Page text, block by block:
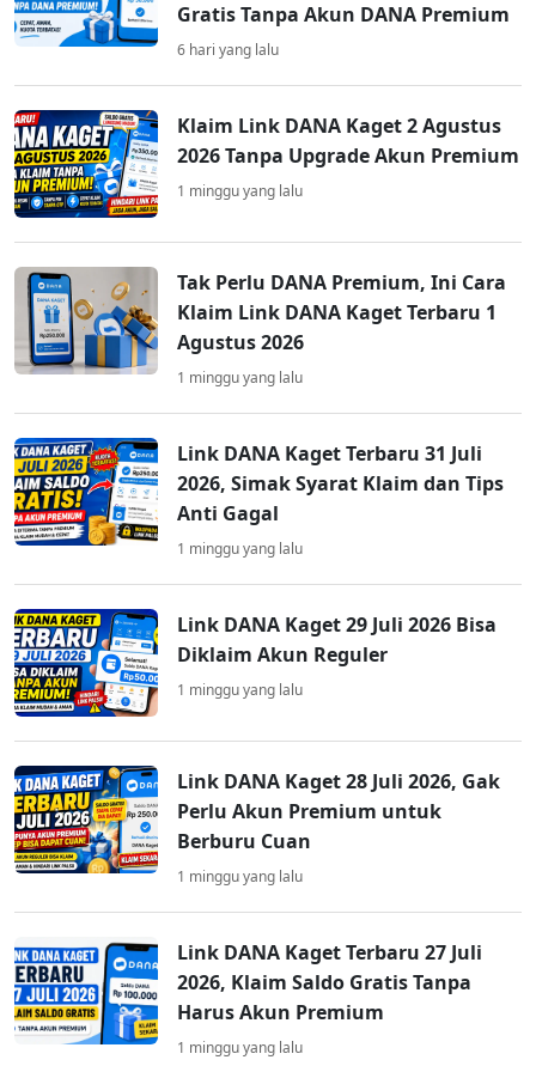
Gratis Tanpa Akun DANA Premium
6 hari yang lalu
Klaim Link DANA Kaget 2 Agustus
2026 Tanpa Upgrade Akun Premium
1 minggu yang lalu
Tak Perlu DANA Premium, Ini Cara
Klaim Link DANA Kaget Terbaru 1
Agustus 2026
1 minggu yang lalu
Link DANA Kaget Terbaru 31 Juli
2026, Simak Syarat Klaim dan Tips
Anti Gagal
1 minggu yang lalu
Link DANA Kaget 29 Juli 2026 Bisa
Diklaim Akun Reguler
1 minggu yang lalu
Link DANA Kaget 28 Juli 2026, Gak
Perlu Akun Premium untuk
Berburu Cuan
1 minggu yang lalu
Link DANA Kaget Terbaru 27 Juli
2026, Klaim Saldo Gratis Tanpa
Harus Akun Premium
1 minggu yang lalu